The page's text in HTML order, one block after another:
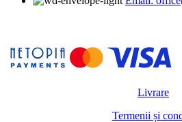
Livrare
Termenii și